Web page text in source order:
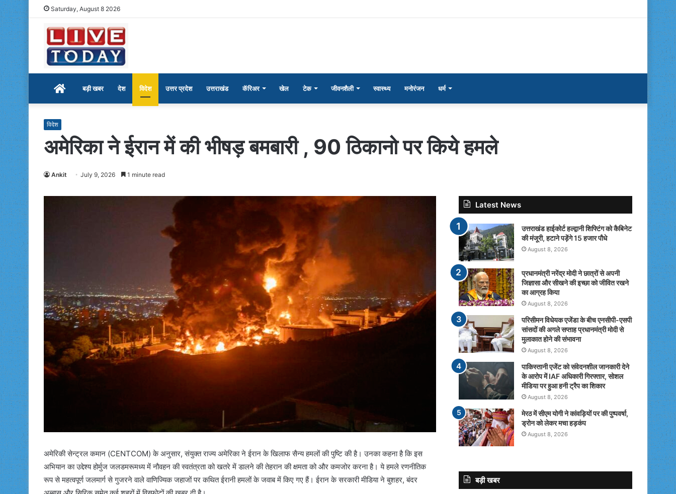
Saturday, August 8 2026
Homeबड़ी खबर देश विदेश उत्तर प्रदेश उत्तराखंड कॅरिअर खेल टेक जीवनशैली स्वास्थ्य मनोरंजन धर्म
विदेश
अमेरिका ने ईरान में की भीषड़ बमबारी , 90 ठिकानो पर किये हमले
Ankit July 9, 2026 1 minute read
अमेरिकी सेन्ट्रल कमान (CENTCOM) के अनुसार, संयुक्त राज्य अमेरिका ने ईरान के खिलाफ सैन्य हमलों की पुष्टि की है। उनका कहना है कि इस
अभियान का उद्देश्य होर्मुज जलडमरूमध्य में नौवहन की स्वतंत्रता को खतरे में डालने की तेहरान की क्षमता को और कमजोर करना है। ये हमले रणनीतिक
रूप से महत्वपूर्ण जलमार्ग से गुजरने वाले वाणिज्यिक जहाजों पर कथित ईरानी हमलों के जवाब में किए गए हैं। ईरान के सरकारी मीडिया ने बुशहर, बंदर
Latest News
उत्तराखंड हाईकोर्ट हल्द्वानी शिफ्टिंग को कैबिनेट
की मंजूरी, हटाने पड़ेंगे 15 हजार पौधे
August 8, 2026
प्रधानमंत्री नरेंद्र मोदी ने छात्रों से अपनी
जिज्ञासा और सीखने की इच्छा को जीवित रखने
का आग्रह किया
August 8, 2026
परिसीमन विधेयक एजेंडा के बीच एनसीपी-एसपी
सांसदों की अगले सप्ताह प्रधानमंत्री मोदी से
मुलाकात होने की संभावना
August 8, 2026
पाकिस्तानी एजेंट को संवेदनशील जानकारी देने
के आरोप में IAF अधिकारी गिरफ्तार, सोशल
मीडिया पर हुआ हनी ट्रैप का शिकार
August 8, 2026
मेरठ में सीएम योगी ने कांवड़ियों पर की पुष्पवर्षा,
ड्रोन को लेकर मचा हड़कंप
August 8, 2026
बड़ी खबर